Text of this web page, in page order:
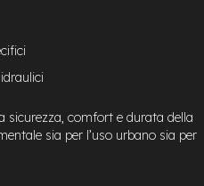
sicurezza, comfort e durata della
sia per l’uso urbano sia per